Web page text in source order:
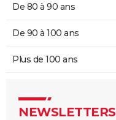
De 80 à 90 ans
De 90 à 100 ans
Plus de 100 ans
NEWSLETTERS